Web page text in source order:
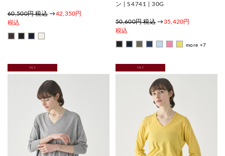
60,500円 税込 →42,350円
税込
ン | S4741 | 30G
50,600円 税込 →35,420円
税込
more +7
SALE SALE